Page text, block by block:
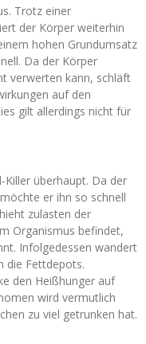
Trotz einer
der Körper weiterhin
hohen Grundumsatz
Da der Körper
verwerten kann, schläft
auf den
gilt allerdings nicht für
überhaupt. Da der
er ihn so schnell
zulasten der
Organismus befindet,
Infolgedessen wandert
die Fettdepots.
den Heißhunger auf
wird vermutlich
zu viel getrunken hat.